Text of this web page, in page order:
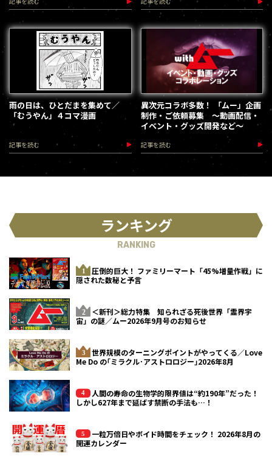
雨の日は、ひとだまを集めて／
「むうやん」４コマ漫画
記事を読む
異次元コラボ多数！ 「ムー」企画
制作・ご依頼募集 ～動画配信・
イベント・グッズ開発など～
記事を読む
ランキング
RANKING
圧倒的巨大！ ファミリーマート「45%増量作戦」に
隠された数秘と予言
＜新刊＞総力特集 知られざる死後世界「霊界宇
宙」の謎／ムー2026年9月号のお知らせ
世界規模のターニングポイントがやってくる／Love
Me Do の｢ミラクル･アストロロジー｣2026年8月
人間の寿命の生物学的限界値は“約190年”だった！
しかし627年まで延ばす禁断の手法も…！
一粒万倍日やボイド時間をチェック！ 2026年8月の
開運カレンダー